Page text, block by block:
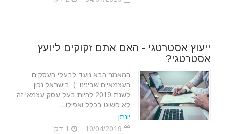
ייעוץ אסטרטגי - האם אתם זקוקים ליועץ
אסטרטגי?
המאמר הבא נועד לבעלי העסקים
העצמאיים שבינינו :) בישראל נכון
לשנת 2019 להיות בעל עסק עצמאי זה
לא פשוט בכלל ואפילו...
יונתן